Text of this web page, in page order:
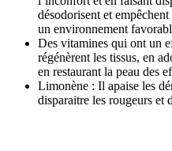
désodorisent et
un environnement
Des vitamines qui ont un
régénèrent les tissus, en
en restaurant la peau des
Limonène : Il apaise les
disparaitre les rougeurs et